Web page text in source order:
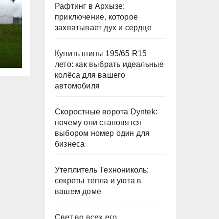
Рафтинг в Архызе:
приключение, которое
захватывает дух и сердце
Купить шины 195/65 R15
лето: как выбрать идеальные
колёса для вашего
автомобиля
Скоростные ворота Dyntek:
почему они становятся
выбором номер один для
бизнеса
Утеплитель Технониколь:
секреты тепла и уюта в
вашем доме
Свет во всех его